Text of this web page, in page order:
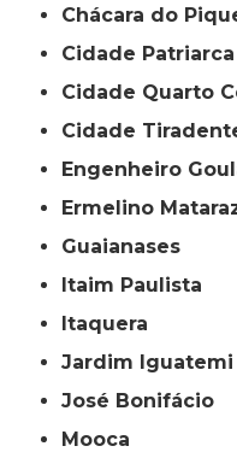
Chácara do
Cidade Patriarca
Cidade Quarto
Cidade
Engenheiro
Ermelino
Guaianases
Itaim Paulista
Itaquera
Jardim Iguatemi
José Bonifácio
Mooca